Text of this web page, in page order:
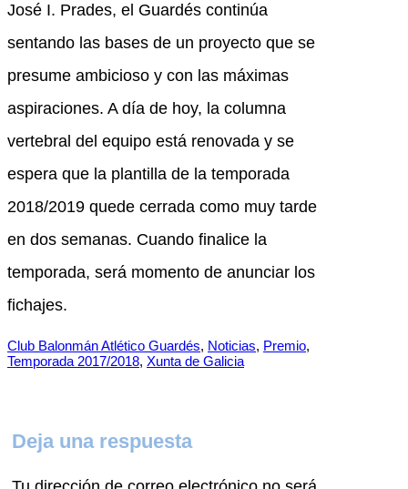
José I. Prades, el Guardés continúa
sentando las bases de un proyecto que se
presume ambicioso y con las máximas
aspiraciones. A día de hoy, la columna
vertebral del equipo está renovada y se
espera que la plantilla de la temporada
2018/2019 quede cerrada como muy tarde
en dos semanas. Cuando finalice la
temporada, será momento de anunciar los
fichajes.
Club Balonmán Atlético Guardés, Noticias, Premio
Temporada 2017/2018, Xunta de Galicia
Deja una respuesta